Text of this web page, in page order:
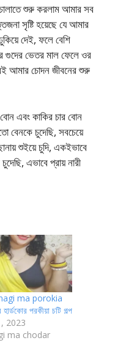
শুরু করলাম আমার সব
সৃষ্টি হয়েছে যে আমার
দেই, ফলে বেশি
গুদের ভেতর মাল ফেলে ওর
আমার চোদন জীবনের শুরু
এবং কাকির চার বোন
বেনকে চুদেছি, সবচেয়ে
শুইয়ে চুদি, একইভাবে
এভাবে প্রায় নারী
ma porokia
হার্ডকোর পরকীয়া চটি গল্প
2023
ma chodar